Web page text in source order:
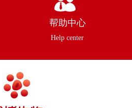
帮助中心
Help center